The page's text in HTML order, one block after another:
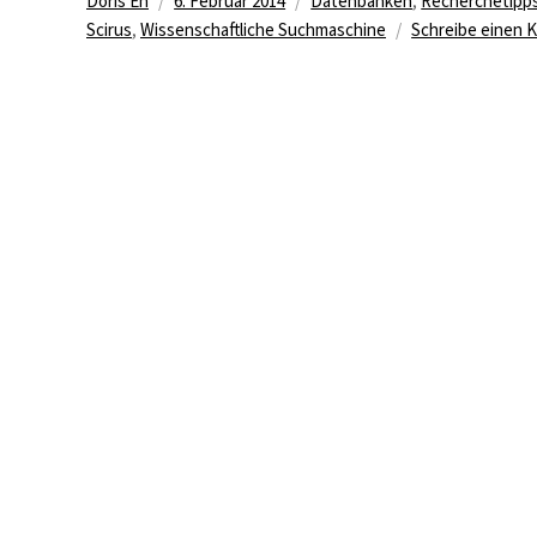
am
Scirus, Wissenschaftliche Suchmaschine Schreibe einen